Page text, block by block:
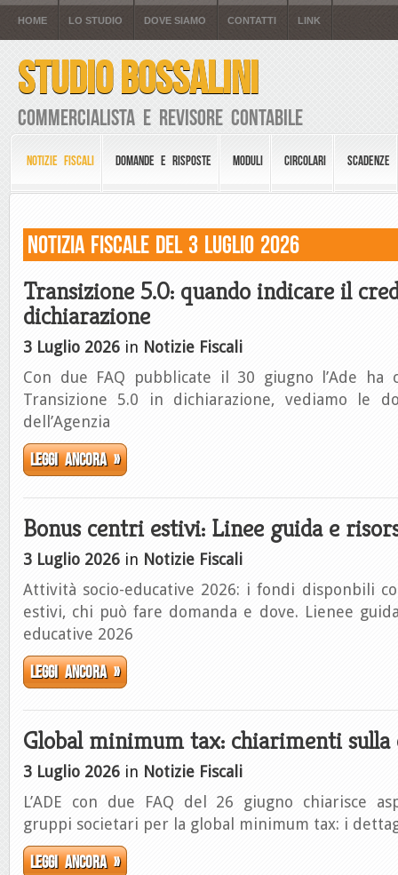
HOME LO STUDIO DOVE SIAMO CONTATTI LINK
STUDIO BOSSALINI
Commercialista e Revisore Contabile
NOTIZIE FISCALI DOMANDE E RISPOSTE MODULI CIRCOLARI SCADENZE
Notizia Fiscale del 3 Luglio 2026
Transizione 5.0: quando indicare il
dichiarazione
3 Luglio 2026 in Notizie Fiscali
Con due FAQ pubblicate il 30 giugno l’Ade ha
Transizione 5.0 in dichiarazione, vediamo le
dell’Agenzia
Leggi ancora »
Bonus centri estivi: Linee guida e
3 Luglio 2026 in Notizie Fiscali
Attività socio-educative 2026: i fondi disponbili
estivi, chi può fare domanda e dove. Lienee
educative 2026
Leggi ancora »
Global minimum tax: chiarimenti sulla
3 Luglio 2026 in Notizie Fiscali
L’ADE con due FAQ del 26 giugno chiarisce
gruppi societari per la global minimum tax: i
Leggi ancora »